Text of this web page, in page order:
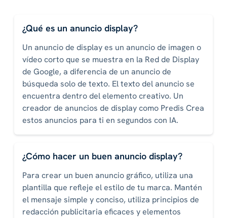
¿Qué es un anuncio display?
Un anuncio de display es un anuncio de imagen o
vídeo corto que se muestra en la Red de Display
de Google, a diferencia de un anuncio de
búsqueda solo de texto. El texto del anuncio se
encuentra dentro del elemento creativo. Un
creador de anuncios de display como Predis Crea
estos anuncios para ti en segundos con IA.
¿Cómo hacer un buen anuncio display?
Para crear un buen anuncio gráfico, utiliza una
plantilla que refleje el estilo de tu marca. Mantén
el mensaje simple y conciso, utiliza principios de
redacción publicitaria eficaces y elementos